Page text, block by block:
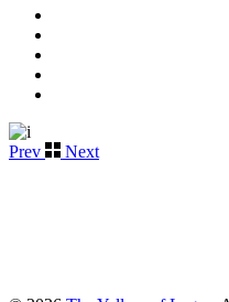
Prev Next